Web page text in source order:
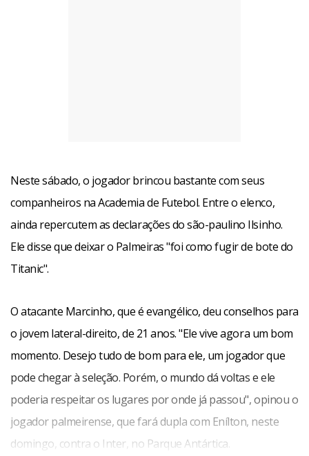
Neste sábado, o jogador brincou bastante com seus
companheiros na Academia de Futebol. Entre o elenco,
ainda repercutem as declarações do são-paulino Ilsinho.
Ele disse que deixar o Palmeiras "foi como fugir de bote do
Titanic".
O atacante Marcinho, que é evangélico, deu conselhos para
o jovem lateral-direito, de 21 anos. "Ele vive agora um bom
momento. Desejo tudo de bom para ele, um jogador que
pode chegar à seleção. Porém, o mundo dá voltas e ele
poderia respeitar os lugares por onde já passou", opinou o
jogador palmeirense, que fará dupla com Enílton, neste
domingo, contra o Inter, no Parque Antártica.